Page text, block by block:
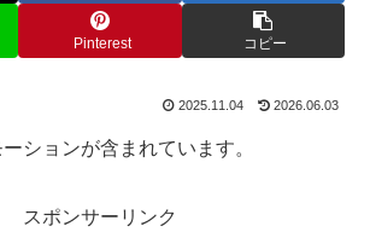
Pinterest コピー
2025.11.04 2026.06.03
ションが含まれています。
スポンサーリンク